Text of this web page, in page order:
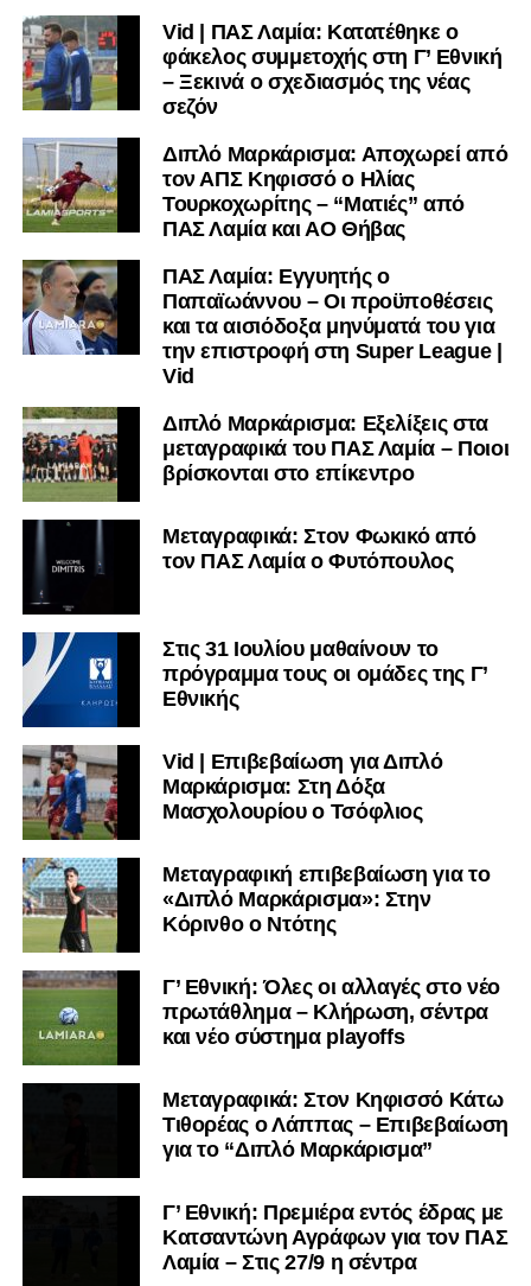
μαθαίνετε σε χρόνο dt όλα τα νέα.Vid | ΠΑΣ Λαμία: Κατατέθηκε ο
φάκελος συμμετοχής στη Γ’ Εθνική
– Ξεκινά ο σχεδιασμός της νέας
σεζόν
Διπλό Μαρκάρισμα: Αποχωρεί από
τον ΑΠΣ Κηφισσό ο Ηλίας
Τουρκοχωρίτης – “Ματιές” από
ΠΑΣ Λαμία και ΑΟ Θήβας
ΠΑΣ Λαμία: Εγγυητής ο
Παπαϊωάννου – Οι προϋποθέσεις
και τα αισιόδοξα μηνύματά του για
την επιστροφή στη Super League |
Vid
Διπλό Μαρκάρισμα: Εξελίξεις στα
μεταγραφικά του ΠΑΣ Λαμία – Ποιοι
βρίσκονται στο επίκεντρο
Μεταγραφικά: Στον Φωκικό από
τον ΠΑΣ Λαμία ο Φυτόπουλος
Στις 31 Ιουλίου μαθαίνουν το
πρόγραμμα τους οι ομάδες της Γ’
Εθνικής
Vid | Επιβεβαίωση για Διπλό
Μαρκάρισμα: Στη Δόξα
Μασχολουρίου ο Τσόφλιος
Μεταγραφική επιβεβαίωση για το
«Διπλό Μαρκάρισμα»: Στην
Κόρινθο ο Ντότης
Γ’ Εθνική: Όλες οι αλλαγές στο νέο
πρωτάθλημα – Κλήρωση, σέντρα
και νέο σύστημα playoffs
Μεταγραφικά: Στον Κηφισσό Κάτω
Τιθορέας ο Λάππας – Επιβεβαίωση
για το “Διπλό Μαρκάρισμα”
Γ’ Εθνική: Πρεμιέρα εντός έδρας με
Κατσαντώνη Αγράφων για τον ΠΑΣ
Λαμία – Στις 27/9 η σέντρα